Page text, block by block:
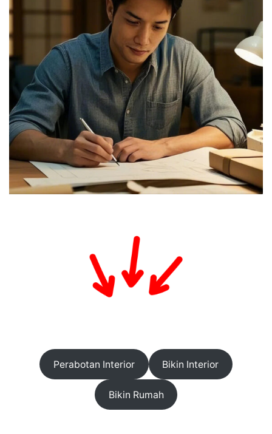
Perabotan Interior Bikin Interior
Bikin Rumah